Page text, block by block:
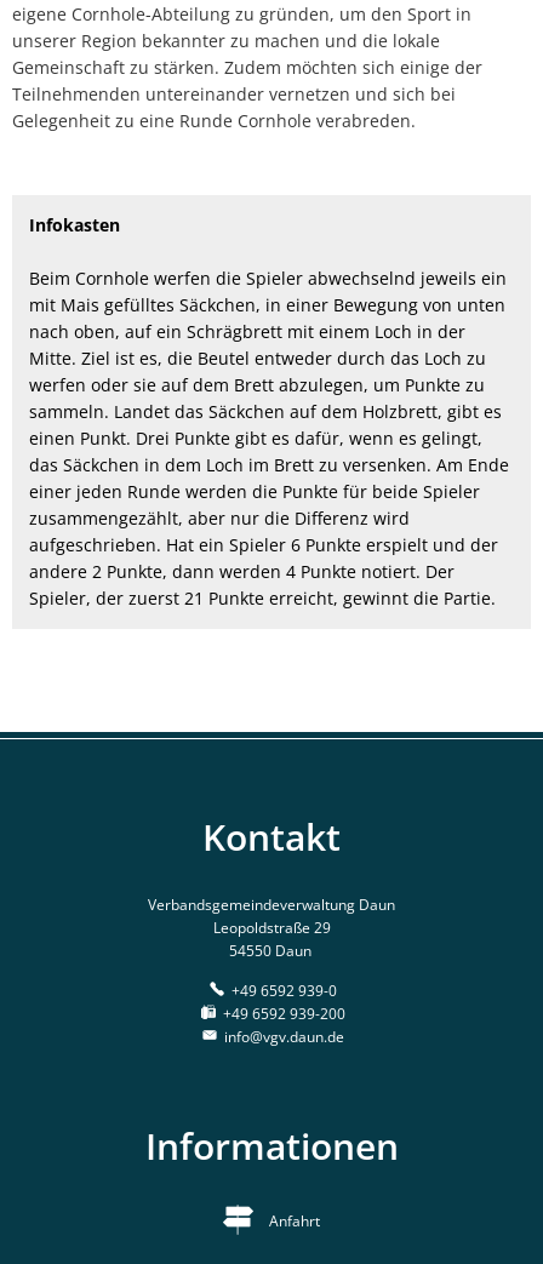
eigene Cornhole-Abteilung zu gründen, um den Sport in
unserer Region bekannter zu machen und die lokale
Gemeinschaft zu stärken. Zudem möchten sich einige der
Teilnehmenden untereinander vernetzen und sich bei
Gelegenheit zu eine Runde Cornhole verabreden.
Infokasten
Beim Cornhole werfen die Spieler abwechselnd jeweils ein
mit Mais gefülltes Säckchen, in einer Bewegung von unten
nach oben, auf ein Schrägbrett mit einem Loch in der
Mitte. Ziel ist es, die Beutel entweder durch das Loch zu
werfen oder sie auf dem Brett abzulegen, um Punkte zu
sammeln. Landet das Säckchen auf dem Holzbrett, gibt es
einen Punkt. Drei Punkte gibt es dafür, wenn es gelingt,
das Säckchen in dem Loch im Brett zu versenken. Am Ende
einer jeden Runde werden die Punkte für beide Spieler
zusammengezählt, aber nur die Differenz wird
aufgeschrieben. Hat ein Spieler 6 Punkte erspielt und der
andere 2 Punkte, dann werden 4 Punkte notiert. Der
Spieler, der zuerst 21 Punkte erreicht, gewinnt die Partie.
Kontakt
Verbandsgemeindeverwaltung Daun
Leopoldstraße 29
54550 Daun
+49 6592 939-0
+49 6592 939-200
info@vgv.daun.de
Informationen
Anfahrt